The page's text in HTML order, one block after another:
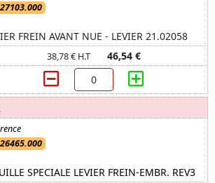
FREIN AVANT NUE - LEVIER 21.02058
38,78 € H.T 46,54 €
SPECIALE LEVIER FREIN-EMBR. REV3